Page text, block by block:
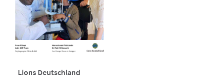
Lions Deutschland